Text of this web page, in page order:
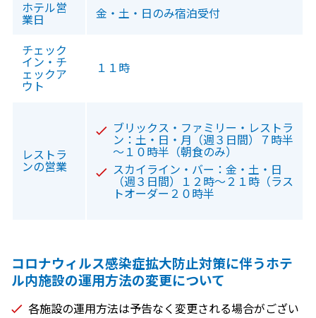
ホテル営
業日
金・土・日のみ宿泊受付
チェック
イン・チ
ェックア
ウト
１１時
レストラ
ンの営業
ブリックス・ファミリー・レストラ
ン：土・日・月（週３日間）７時半
～１０時半（朝食のみ）
スカイライン・バー：金・土・日
（週３日間）１２時～２１時（ラス
トオーダー２０時半
コロナウィルス感染症拡大防止対策に伴うホテ
ル内施設の運用方法の変更について
各施設の運用方法は予告なく変更される場合がござい